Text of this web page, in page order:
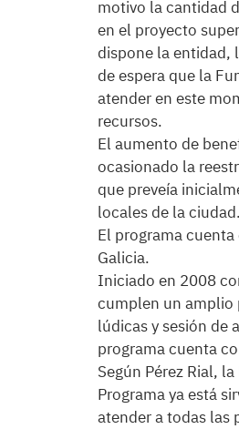
motivo la cantidad
en el proyecto
dispone la entidad,
de espera que la
atender en este
recursos.
El aumento de
ocasionado la
que preveía
locales de la
El programa
Galicia.
Iniciado en 2008
cumplen un amplio
lúdicas y sesión de
programa cuenta
Según Pérez Rial,
Programa ya está
atender a todas las